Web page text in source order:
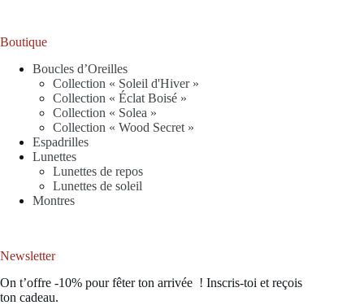
Boutique
Boucles d’Oreilles
Collection « Soleil d'Hiver »
Collection « Éclat Boisé »
Collection « Solea »
Collection « Wood Secret »
Espadrilles
Lunettes
Lunettes de repos
Lunettes de soleil
Montres
Newsletter
On t’offre -10% pour fêter ton arrivée ! Inscris-toi et reçois
ton cadeau.